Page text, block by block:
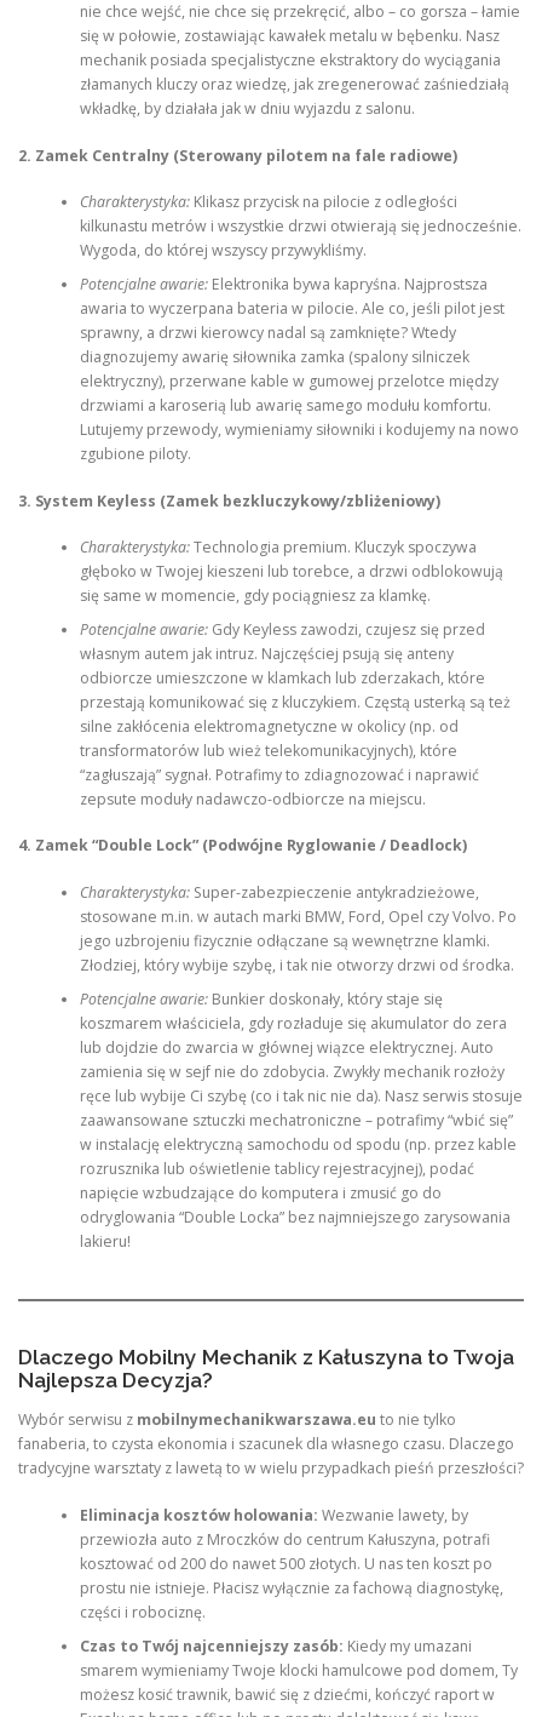
nie chce wejść, nie chce się przekręcić, albo – co gorsza – łamie
się w połowie, zostawiając kawałek metalu w bębenku. Nasz
mechanik posiada specjalistyczne ekstraktory do wyciągania
złamanych kluczy oraz wiedzę, jak zregenerować zaśniedziałą
wkładkę, by działała jak w dniu wyjazdu z salonu.
2. Zamek Centralny (Sterowany pilotem na fale radiowe)
Charakterystyka:Klikasz przycisk na pilocie z odległości
kilkunastu metrów i wszystkie drzwi otwierają się jednocześnie.
Wygoda, do której wszyscy przywykliśmy.
Potencjalne awarie:Elektronika bywa kapryśna. Najprostsza
awaria to wyczerpana bateria w pilocie. Ale co, jeśli pilot jest
sprawny, a drzwi kierowcy nadal są zamknięte? Wtedy
diagnozujemy awarię siłownika zamka (spalony silniczek
elektryczny), przerwane kable w gumowej przelotce między
drzwiami a karoserią lub awarię samego modułu komfortu.
Lutujemy przewody, wymieniamy siłowniki i kodujemy na nowo
zgubione piloty.
3. System Keyless (Zamek bezkluczykowy/zbliżeniowy)
Charakterystyka:Technologia premium. Kluczyk spoczywa
głęboko w Twojej kieszeni lub torebce, a drzwi odblokowują
się same w momencie, gdy pociągniesz za klamkę.
Potencjalne awarie:Gdy Keyless zawodzi, czujesz się przed
własnym autem jak intruz. Najczęściej psują się anteny
odbiorcze umieszczone w klamkach lub zderzakach, które
przestają komunikować się z kluczykiem. Częstą usterką są też
silne zakłócenia elektromagnetyczne w okolicy (np. od
transformatorów lub wież telekomunikacyjnych), które
“zagłuszają” sygnał. Potrafimy to zdiagnozować i naprawić
zepsute moduły nadawczo-odbiorcze na miejscu.
4. Zamek “Double Lock” (Podwójne Ryglowanie / Deadlock)
Charakterystyka:Super-zabezpieczenie antykradzieżowe,
stosowane m.in. w autach marki BMW, Ford, Opel czy Volvo. Po
jego uzbrojeniu fizycznie odłączane są wewnętrzne klamki.
Złodziej, który wybije szybę, i tak nie otworzy drzwi od środka.
Potencjalne awarie:Bunkier doskonały, który staje się
koszmarem właściciela, gdy rozładuje się akumulator do zera
lub dojdzie do zwarcia w głównej wiązce elektrycznej. Auto
zamienia się w sejf nie do zdobycia. Zwykły mechanik rozłoży
ręce lub wybije Ci szybę (co i tak nic nie da). Nasz serwis stosuje
zaawansowane sztuczki mechatroniczne – potrafimy “wbić się”
w instalację elektryczną samochodu od spodu (np. przez kable
rozrusznika lub oświetlenie tablicy rejestracyjnej), podać
napięcie wzbudzające do komputera i zmusić go do
odryglowania “Double Locka” bez najmniejszego zarysowania
lakieru!
Dlaczego Mobilny Mechanik z Kałuszyna to Twoja
Najlepsza Decyzja?
Wybór serwisu z mobilnymechanikwarszawa.eu to nie tylko
fanaberia, to czysta ekonomia i szacunek dla własnego czasu. Dlaczego
tradycyjne warsztaty z lawetą to w wielu przypadkach pieśń przeszłości?
Eliminacja kosztów holowania: Wezwanie lawety, by
przewiozła auto z Mroczków do centrum Kałuszyna, potrafi
kosztować od 200 do nawet 500 złotych. U nas ten koszt po
prostu nie istnieje. Płacisz wyłącznie za fachową diagnostykę,
części i robociznę.
Czas to Twój najcenniejszy zasób: Kiedy my umazani
smarem wymieniamy Twoje klocki hamulcowe pod domem, Ty
możesz kosić trawnik, bawić się z dziećmi, kończyć raport w